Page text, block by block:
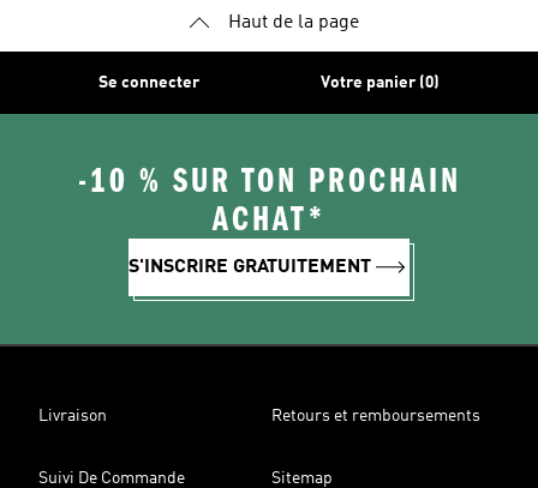
Haut de la page
Se connecter Votre panier (0)
-10 % SUR TON PROCHAIN
ACHAT*
S'INSCRIRE GRATUITEMENT
Livraison Retours et remboursements
Suivi De Commande Sitemap